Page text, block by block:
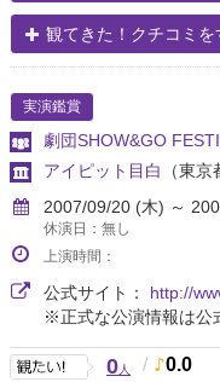
観てきた！クチコミを
実演鑑賞
劇団SHOW&GO
アイピット目白
（東京
2007/09/20 (木) ～
休演日：無し
上演時間：
公式サイト： http://
※正式な公演情報は公
0人 / 0.0